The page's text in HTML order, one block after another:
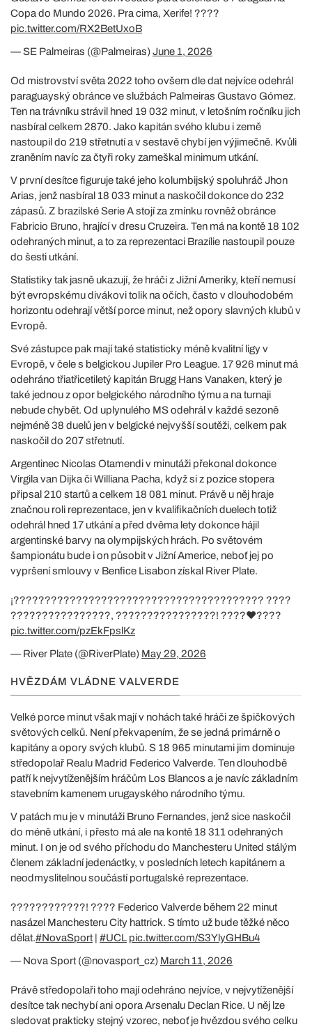
Copa do Mundo 2026. Pra cima, Xerife! ????
pic.twitter.com/RX2BetUxoB
— SE Palmeiras (@Palmeiras)June 1, 2026
Od mistrovství světa 2022 toho ovšem dle dat nejvíce odehrál
paraguayský obránce ve službách Palmeiras Gustavo Gómez.
Ten na trávníku strávil hned 19 032 minut, v letošním ročníku jich
nasbíral celkem 2870. Jako kapitán svého klubu i země
nastoupil do 219 střetnutí a v sestavě chybí jen výjimečně. Kvůli
zraněním navíc za čtyři roky zameškal minimum utkání.
V první desítce figuruje také jeho kolumbijský spoluhráč Jhon
Arias, jenž nasbíral 18 033 minut a naskočil dokonce do 232
zápasů. Z brazilské Serie A stojí za zmínku rovněž obránce
Fabricio Bruno, hrající v dresu Cruzeira. Ten má na kontě 18 102
odehraných minut, a to za reprezentaci Brazílie nastoupil pouze
do šesti utkání.
Statistiky tak jasně ukazují, že hráči z Jižní Ameriky, kteří nemusí
být evropskému divákovi tolik na očích, často v dlouhodobém
horizontu odehrají větší porce minut, než opory slavných klubů v
Evropě.
Své zástupce pak mají také statisticky méně kvalitní ligy v
Evropě, v čele s belgickou Jupiler Pro League. 17 926 minut má
odehráno třiatřicetiletý kapitán Brugg Hans Vanaken, který je
také jednou z opor belgického národního týmu a na turnaji
nebude chybět. Od uplynulého MS odehrál v každé sezoně
nejméně 38 duelů jen v belgické nejvyšší soutěži, celkem pak
naskočil do 207 střetnutí.
Argentinec Nicolas Otamendi v minutáži překonal dokonce
Virgila van Dijka či Williana Pacha, když si z pozice stopera
připsal 210 startů a celkem 18 081 minut. Právě u něj hraje
značnou roli reprezentace, jen v kvalifikačních duelech totiž
odehrál hned 17 utkání a před dvěma lety dokonce hájil
argentinské barvy na olympijských hrách. Po světovém
šampionátu bude i on působit v Jižní Americe, neboť jej po
vypršení smlouvy v Benfice Lisabon získal River Plate.
¡???????????????????????????????????????? ????
????????????????, ????????????????! ????❤️????
pic.twitter.com/pzEkFpslKz
— River Plate (@RiverPlate) May 29, 2026
HVĚZDÁM VLÁDNE VALVERDE
Velké porce minut však mají v nohách také hráči ze špičkových
světových celků. Není překvapením, že se jedná primárně o
kapitány a opory svých klubů. S 18 965 minutami jim dominuje
středopolař Realu Madrid Federico Valverde. Ten dlouhodbě
patří k nejvytíženějším hráčům Los Blancos a je navíc základním
stavebním kamenem urugayského národního týmu.
V patách mu je v minutáži Bruno Fernandes, jenž sice naskočil
do méně utkání, i přesto má ale na kontě 18 311 odehraných
minut. I on je od svého příchodu do Manchesteru United stálým
členem základní jedenáctky, v posledních letech kapitánem a
neodmyslitelnou součástí portugalské reprezentace.
????????????! ???? Federico Valverde během 22 minut
nasázel Manchesteru City hattrick. S tímto už bude těžké něco
dělat.#NovaSport #UCL pic.twitter.com/S3YlyGHBu4
— Nova Sport (@novasport_cz) March 11, 2026
Právě středopolaři toho mají odehráno nejvíce, v nejvytíženější
desítce tak nechybí ani opora Arsenalu Declan Rice. U něj lze
sledovat prakticky stejný vzorec, neboť je hvězdou svého celku